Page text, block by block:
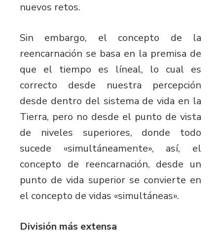
nuevos retos.
Sin embargo, el concepto de la
reencarnación se basa en la premisa de
que el tiempo es líneal, lo cual es
correcto desde nuestra percepción
desde dentro del sistema de vida en la
Tierra, pero no desde el punto de vista
de niveles superiores, donde todo
sucede «simultáneamente», así, el
concepto de reencarnación, desde un
punto de vida superior se convierte en
el concepto de vidas «simultáneas».
División más extensa